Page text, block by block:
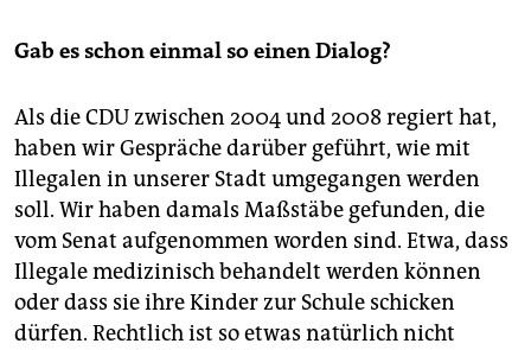
Gab es schon einmal so einen Dialog?
Als die CDU zwischen 2004 und 2008 regiert hat,
haben wir Gespräche darüber geführt, wie mit
Illegalen in unserer Stadt umgegangen werden
soll. Wir haben damals Maßstäbe gefunden, die
vom Senat aufgenommen worden sind. Etwa, dass
Illegale medizinisch behandelt werden können
oder dass sie ihre Kinder zur Schule schicken
dürfen. Rechtlich ist so etwas natürlich nicht